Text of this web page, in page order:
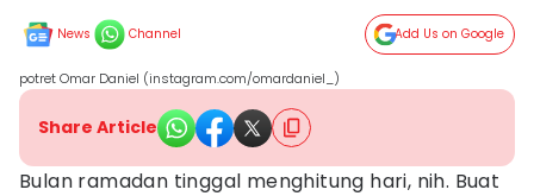
News Channel Add Us on Google
potret Omar Daniel (instagram.com/omardaniel_)
Share Article
Bulan ramadan tinggal menghitung hari, nih. Buat